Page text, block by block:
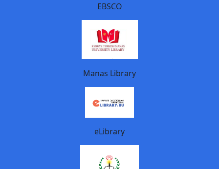
EBSCO
Manas Library
eLibrary